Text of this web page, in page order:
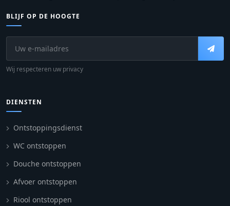
BLIJF OP DE HOOGTE
Wij respecteren uw privacy
DIENSTEN
Ontstoppingsdienst
WC ontstoppen
Douche ontstoppen
Afvoer ontstoppen
Riool ontstoppen